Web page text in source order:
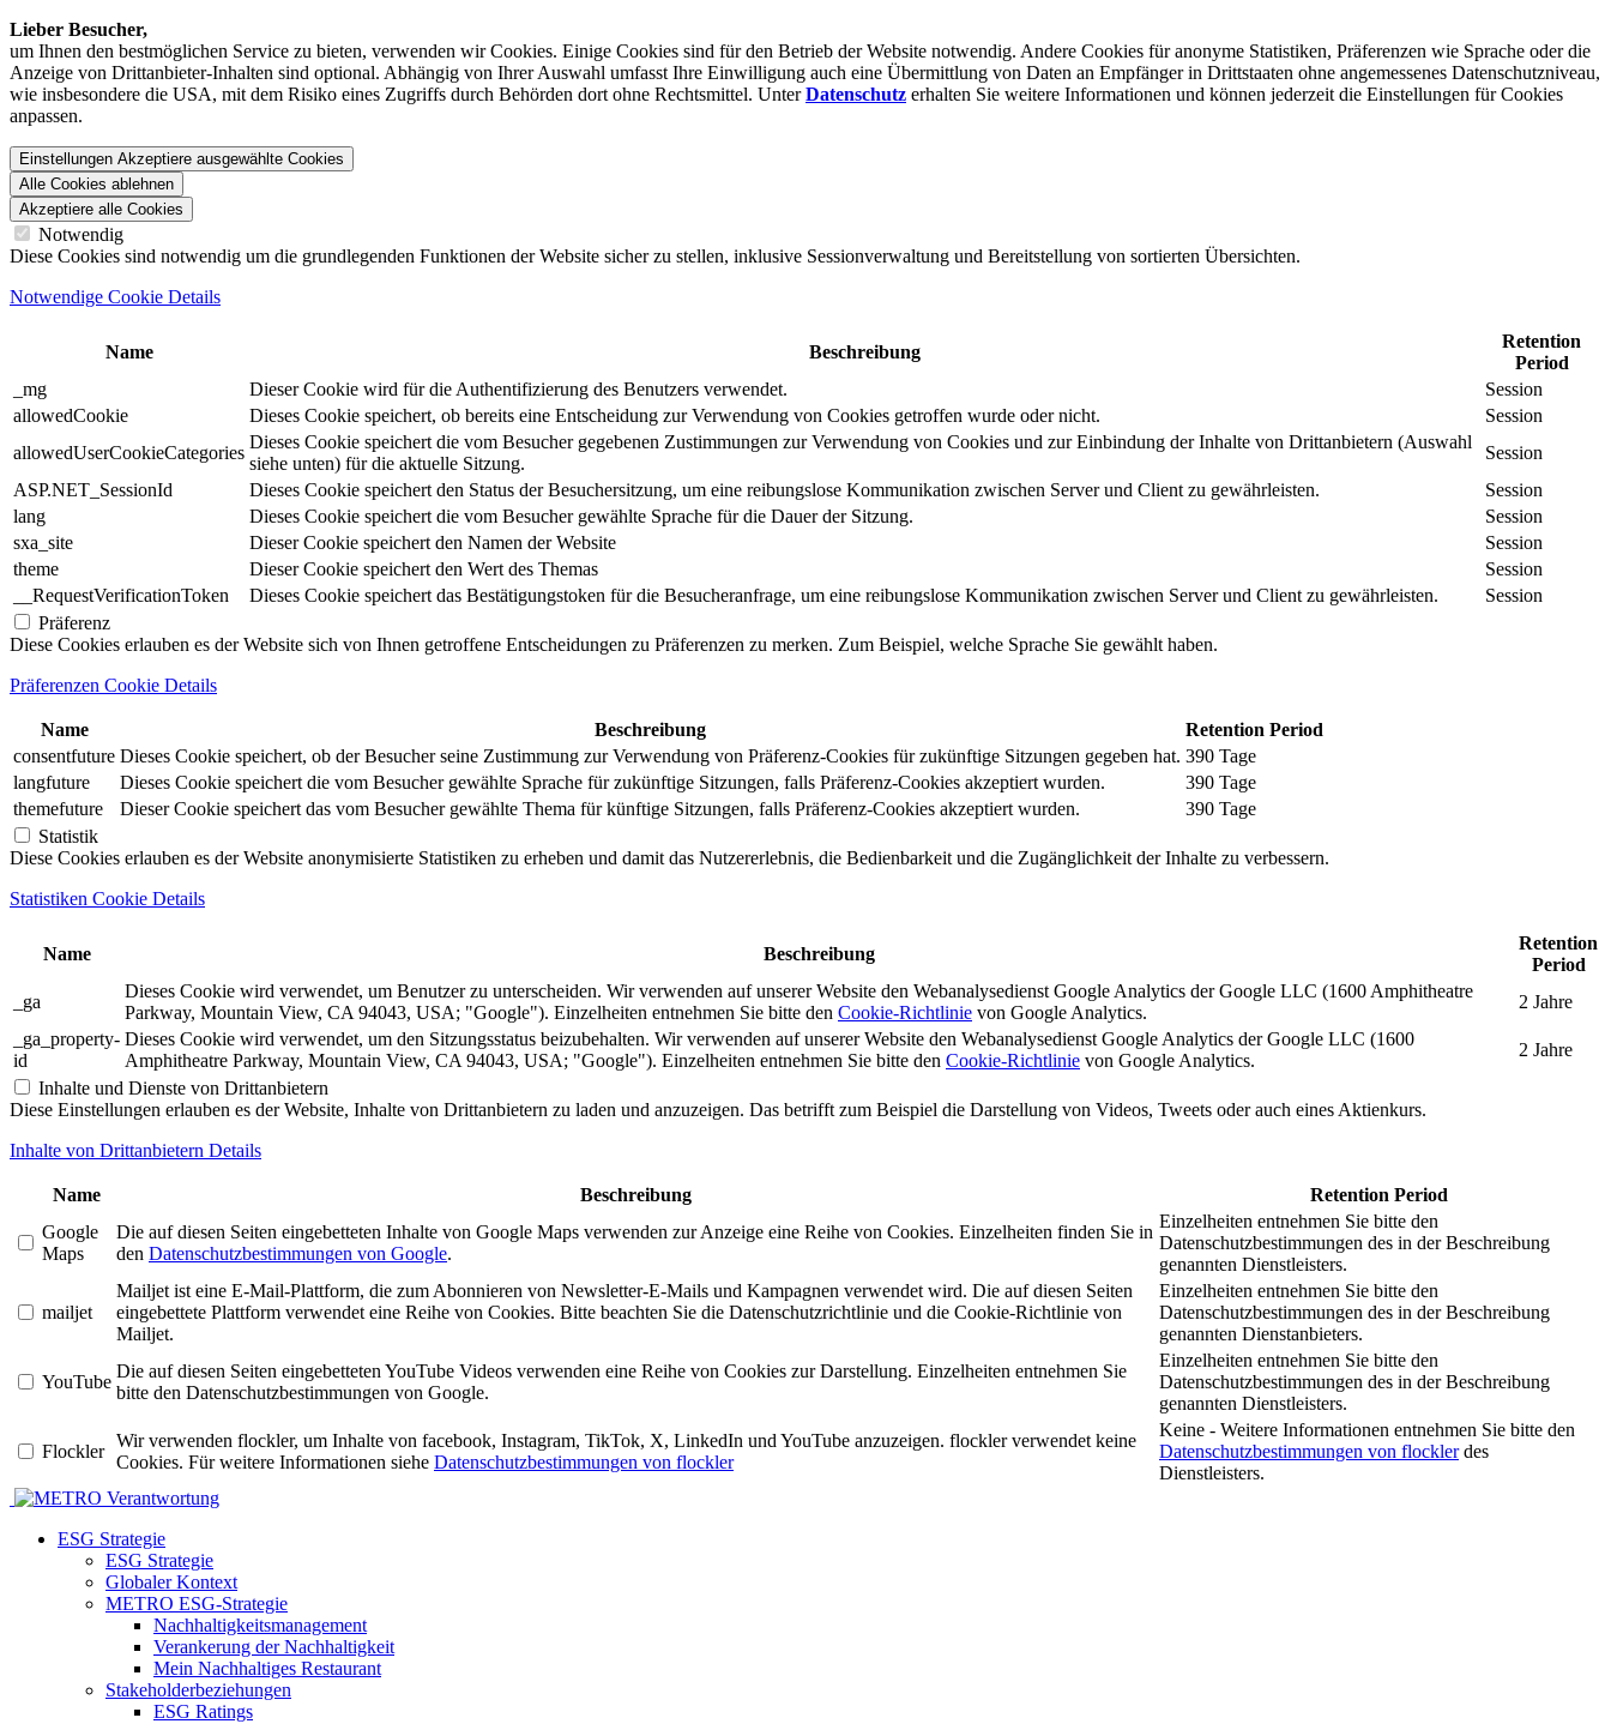
Lieber Besucher,
um Ihnen den best­möglichen Service zu bieten, verwenden wir Cookies. Einige Cookies sind für den Betrieb der Website notwendig. Andere Cookies für anonyme Statistiken, Präferenzen wie Sprache oder die
Anzeige von Dritt­anbieter-Inhalten sind optional. Abhängig von Ihrer Auswahl umfasst Ihre Einwilligung auch eine Übermittlung von Daten an Empfänger in Drittstaaten ohne angemessenes Daten­schutz­niveau,
wie insbesondere die USA, mit dem Risiko eines Zugriffs durch Behörden dort ohne Rechts­mittel. UnterDatenschutz erhalten Sie weitere Informationen und können jederzeit die Einstellungen für Cookies
anpassen.
Einstellungen Akzeptiere ausgewählte Cookies
Alle Cookies ablehnen
Akzeptiere alle Cookies
Notwendig
Diese Cookies sind notwendig um die grundlegenden Funktionen der Website sicher zu stellen, inklusive Sessionverwaltung und Bereitstellung von sortierten Übersichten.
Notwendige Cookie Details
Name Beschreibung
Retention
Period
_mg
Dieser Cookie wird für die Authentifizierung des Benutzers verwendet.
Session
allowedCookie
Dieses Cookie speichert, ob bereits eine Entscheidung zur Verwendung von Cookies getroffen wurde oder nicht.
Session
allowedUserCookieCategories
Dieses Cookie speichert die vom Besucher gegebenen Zustimmungen zur Verwendung von Cookies und zur Einbindung der Inhalte von Drittanbietern (Auswahl
siehe unten) für die aktuelle Sitzung.
Session
ASP.NET_SessionId
Dieses Cookie speichert den Status der Besuchersitzung, um eine reibungslose Kommunikation zwischen Server und Client zu gewährleisten.
Session
lang
Dieses Cookie speichert die vom Besucher gewählte Sprache für die Dauer der Sitzung.
Session
sxa_site
Dieser Cookie speichert den Namen der Website
Session
theme
Dieser Cookie speichert den Wert des Themas
Session
__RequestVerificationToken
Dieses Cookie speichert das Bestätigungstoken für die Besucheranfrage, um eine reibungslose Kommunikation zwischen Server und Client zu gewährleisten.
Session
Präferenz
Diese Cookies erlauben es der Website sich von Ihnen getroffene Entscheidungen zu Präferenzen zu merken. Zum Beispiel, welche Sprache Sie gewählt haben.
Präferenzen Cookie Details
Name Beschreibung
Retention Period
consentfuture Dieses Cookie speichert, ob der Besucher seine Zustimmung zur Verwendung von Präferenz-Cookies für zukünftige Sitzungen gegeben hat. 390 Tage
langfuture
Dieses Cookie speichert die vom Besucher gewählte Sprache für zukünftige Sitzungen, falls Präferenz-Cookies akzeptiert wurden.
390 Tage
themefuture
Dieser Cookie speichert das vom Besucher gewählte Thema für künftige Sitzungen, falls Präferenz-Cookies akzeptiert wurden.
390 Tage
Statistik
Diese Cookies erlauben es der Website anonymisierte Statistiken zu erheben und damit das Nutzererlebnis, die Bedienbarkeit und die Zugänglichkeit der Inhalte zu verbessern.
Statistiken Cookie Details
Name Beschreibung
Retention
Period
_ga
Dieses Cookie wird verwendet, um Benutzer zu unterscheiden. Wir verwenden auf unserer Website den Webanalysedienst Google Analytics der Google LLC (1600 Amphitheatre
Parkway, Mountain View, CA 94043, USA; "Google"). Einzelheiten entnehmen Sie bitte den Cookie-Richtlinie von Google Analytics.
2 Jahre
_ga_property-
id
Dieses Cookie wird verwendet, um den Sitzungsstatus beizubehalten. Wir verwenden auf unserer Website den Webanalysedienst Google Analytics der Google LLC (1600
Amphitheatre Parkway, Mountain View, CA 94043, USA; "Google"). Einzelheiten entnehmen Sie bitte den Cookie-Richtlinie von Google Analytics.
2 Jahre
Inhalte und Dienste von Drittanbietern
Diese Einstellungen erlauben es der Website, Inhalte von Drittanbietern zu laden und anzuzeigen. Das betrifft zum Beispiel die Darstellung von Videos, Tweets oder auch eines Aktienkurs.
Inhalte von Drittanbietern Details
Name Beschreibung
Retention Period
Google
Maps
Die auf diesen Seiten eingebetteten Inhalte von Google Maps verwenden zur Anzeige eine Reihe von Cookies. Einzelheiten finden Sie in
den Datenschutzbestimmungen von Google.
Einzelheiten entnehmen Sie bitte den
Datenschutzbestimmungen des in der Beschreibung
genannten Dienstleisters.
mailjet
Mailjet ist eine E-Mail-Plattform, die zum Abonnieren von Newsletter-E-Mails und Kampagnen verwendet wird. Die auf diesen Seiten
eingebettete Plattform verwendet eine Reihe von Cookies. Bitte beachten Sie die Datenschutzrichtlinie und die Cookie-Richtlinie von
Mailjet.
Einzelheiten entnehmen Sie bitte den
Datenschutzbestimmungen des in der Beschreibung
genannten Dienstanbieters.
YouTube
Die auf diesen Seiten eingebetteten YouTube Videos verwenden eine Reihe von Cookies zur Darstellung. Einzelheiten entnehmen Sie
bitte den Datenschutzbestimmungen von Google.
Einzelheiten entnehmen Sie bitte den
Datenschutzbestimmungen des in der Beschreibung
genannten Dienstleisters.
Flockler
Wir verwenden flockler, um Inhalte von facebook, Instagram, TikTok, X, LinkedIn und YouTube anzuzeigen. flockler verwendet keine
Cookies. Für weitere Informationen siehe Datenschutzbestimmungen von flockler
Keine - Weitere Informationen entnehmen Sie bitte den
Datenschutzbestimmungen von flocklerdes
Dienstleisters.
Verantwortung
ESG Strategie
ESG Strategie
Globaler Kontext
METRO ESG-Strategie
Nachhaltigkeitsmanagement
Verankerung der Nachhaltigkeit
Mein Nachhaltiges Restaurant
Stakeholderbeziehungen
ESG Ratings